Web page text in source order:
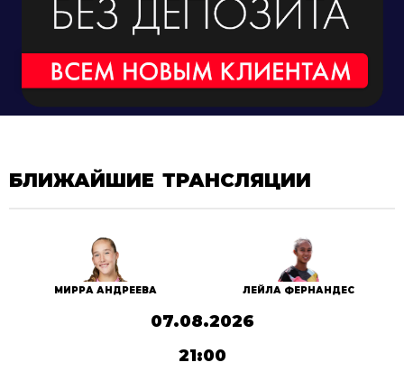
БЛИЖАЙШИЕ ТРАНСЛЯЦИИ
МИРРА АНДРЕЕВА ЛЕЙЛА ФЕРНАНДЕС
07.08.2026
21:00